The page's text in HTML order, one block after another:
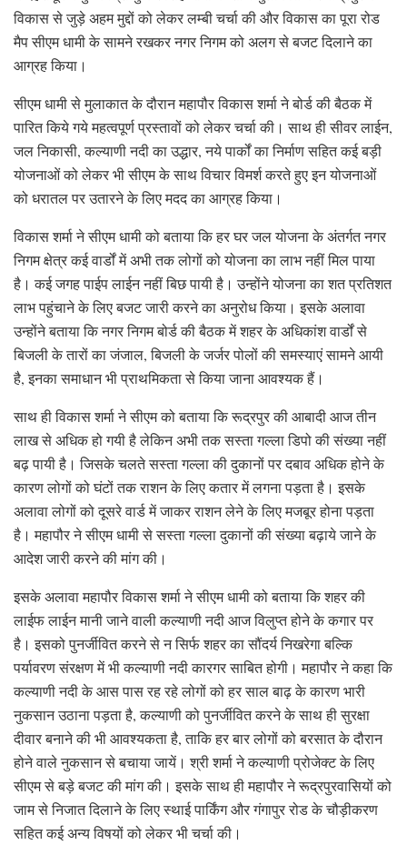
विकास से जुड़े अहम मुद्दों को लेकर लम्बी चर्चा की और विकास का पूरा रोड
मैप सीएम धामी के सामने रखकर नगर निगम को अलग से बजट दिलाने का
आग्रह किया।
सीएम धामी से मुलाकात के दौरान महापौर विकास शर्मा ने बोर्ड की बैठक में
पारित किये गये महत्वपूर्ण प्रस्तावों को लेकर चर्चा की। साथ ही सीवर लाईन,
जल निकासी, कल्याणी नदी का उद्धार, नये पार्कों का निर्माण सहित कई बड़ी
योजनाओं को लेकर भी सीएम के साथ विचार विमर्श करते हुए इन योजनाओं
को धरातल पर उतारने के लिए मदद का आग्रह किया।
विकास शर्मा ने सीएम धामी को बताया कि हर घर जल योजना के अंतर्गत नगर
निगम क्षेत्र कई वार्डों में अभी तक लोगों को योजना का लाभ नहीं मिल पाया
है। कई जगह पाईप लाईन नहीं बिछ पायी है। उन्होंने योजना का शत प्रतिशत
लाभ पहुंचाने के लिए बजट जारी करने का अनुरोध किया। इसके अलावा
उन्होंने बताया कि नगर निगम बोर्ड की बैठक में शहर के अधिकांश वार्डों से
बिजली के तारों का जंजाल, बिजली के जर्जर पोलों की समस्याएं सामने आयी
है, इनका समाधान भी प्राथमिकता से किया जाना आवश्यक हैं।
साथ ही विकास शर्मा ने सीएम को बताया कि रूद्रपुर की आबादी आज तीन
लाख से अधिक हो गयी है लेकिन अभी तक सस्ता गल्ला डिपो की संख्या नहीं
बढ़ पायी है। जिसके चलते सस्ता गल्ला की दुकानों पर दबाव अधिक होने के
कारण लोगों को घंटों तक राशन के लिए कतार में लगना पड़ता है। इसके
अलावा लोगों को दूसरे वार्ड में जाकर राशन लेने के लिए मजबूर होना पड़ता
है। महापौर ने सीएम धामी से सस्ता गल्ला दुकानों की संख्या बढ़ाये जाने के
आदेश जारी करने की मांग की।
इसके अलावा महापौर विकास शर्मा ने सीएम धामी को बताया कि शहर की
लाईफ लाईन मानी जाने वाली कल्याणी नदी आज विलुप्त होने के कगार पर
है। इसको पुनर्जीवित करने से न सिर्फ शहर का सौंदर्य निखरेगा बल्कि
पर्यावरण संरक्षण में भी कल्याणी नदी कारगर साबित होगी। महापौर ने कहा कि
कल्याणी नदी के आस पास रह रहे लोगों को हर साल बाढ़ के कारण भारी
नुकसान उठाना पड़ता है, कल्याणी को पुनर्जीवित करने के साथ ही सुरक्षा
दीवार बनाने की भी आवश्यकता है, ताकि हर बार लोगों को बरसात के दौरान
होने वाले नुकसान से बचाया जायें। श्री शर्मा ने कल्याणी प्रोजेक्ट के लिए
सीएम से बड़े बजट की मांग की। इसके साथ ही महापौर ने रूद्रपुरवासियों को
जाम से निजात दिलाने के लिए स्थाई पार्किंग और गंगापुर रोड के चौड़ीकरण
सहित कई अन्य विषयों को लेकर भी चर्चा की।